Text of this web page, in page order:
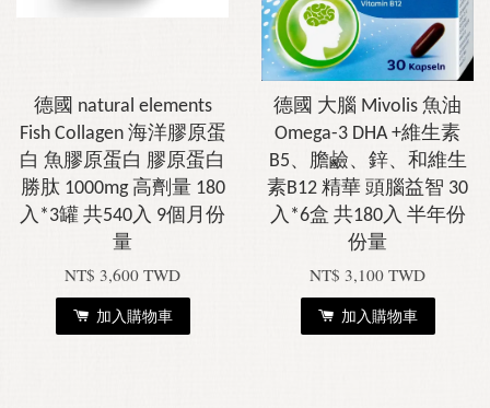
德國 natural elements
Fish Collagen 海洋膠原蛋
白 魚膠原蛋白 膠原蛋白
勝肽 1000mg 高劑量 180
入*3罐 共540入 9個月份
量
NT$ 3,600 TWD
加入購物車
德國 大腦 Mivolis 魚油
Omega-3 DHA +維生素
B5、膽鹼、鋅、和維生
素B12 精華 頭腦益智 30
入*6盒 共180入 半年份
份量
NT$ 3,100 TWD
加入購物車